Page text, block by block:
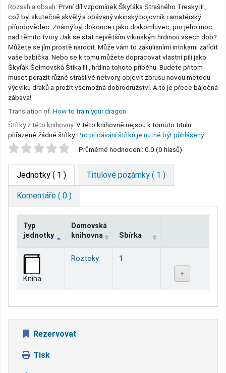
Rozsah a obsah: První díl vzpomínek Škyťáka Strašného Tresky III.,
což byl skutečně skvělý a obávaný vikinský bojovník i amatérský
přírodovědec. Známý byl dokonce i jako drakomluvec, pro jeho moc
nad těmito tvory. Jak se stát největším vikinským hrdinou všech dob?
Můžete se jím prostě narodit. Může vám to zákulisními intrikami zařídit
vaše babička. Nebo se k tomu můžete dopracovat vlastní pílí jako
Škyťák Šelmovská Štika III., hrdina tohoto příběhu. Budete přitom
muset porazit různé strašlivé netvory, objevit zbrusu novou metodu
výcviku draků a prožít všemožná dobrodružství. A to je přece báječná
zábava!
Translation of: How to train your dragon
Štítky z této knihovny: V této knihovně nejsou k tomuto titulu
přiřazené žádné štítky. Pro přidávání štítků je nutné být přihlášený.
Star ratings Průměrné hodnocení: 0.0 (0 hlasů)
Jednotky ( 1 ) Titulové pozámky ( 1 )
Komentáře ( 0 )
Jednotky
Typ
jednotky
Domovská
knihovna
Sbírka
Kniha
Roztoky 1
Rezervovat
Tisk